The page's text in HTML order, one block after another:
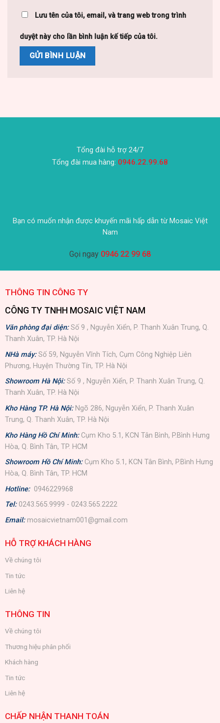
Lưu tên của tôi, email, và trang web trong trình
duyệt này cho lần bình luận kế tiếp của tôi.
Tổng đài hỗ trợ 24/7
Tổng đài mua hàng: 0946.22.99.68
Bạn có muốn nhận được khuyến mãi hấp dẫn từ Mosaic Việt
Nam
Gọi ngay 0946 22 99 68
THÔNG TIN CÔNG TY
CÔNG TY TNHH MOSAIC VIỆT NAM
Văn phòng đại diện:Số 9 , Nguyễn Xiển, P. Thanh Xuân Trung, Q.
Thanh Xuân, TP. Hà Nội
NHà máy: Số 59, Nguyễn Vĩnh Tích, Cụm Công Nghiệp Liên
Phương, Huyện Thường Tín, TP. Hà Nội
Showroom Hà Nội: Số 9 , Nguyễn Xiển, P. Thanh Xuân Trung, Q.
Thanh Xuân, TP. Hà Nội
Kho Hàng TP. Hà Nội: Ngõ 286, Nguyễn Xiển, P. Thanh Xuân
Trung, Q. Thanh Xuân, TP. Hà Nội
Kho Hàng Hồ Chí Minh: Cụm Kho 5.1, KCN Tân Bình, P.Bình Hưng
Hòa, Q. Bình Tân, TP. HCM
Showroom Hồ Chí Minh: Cụm Kho 5.1, KCN Tân Bình, P.Bình Hưng
Hòa, Q. Bình Tân, TP. HCM
Hotline: 0946229968
Tel: 0243.565.9999 - 0243.565.2222
Email: mosaicvietnam001@gmail.com
HỖ TRỢ KHÁCH HÀNG
Về chúng tôi
Tin tức
Liên hệ
THÔNG TIN
Về chúng tôi
Thương hiệu phân phối
Khách hàng
Tin tức
Liên hệ
CHẤP NHẬN THANH TOÁN